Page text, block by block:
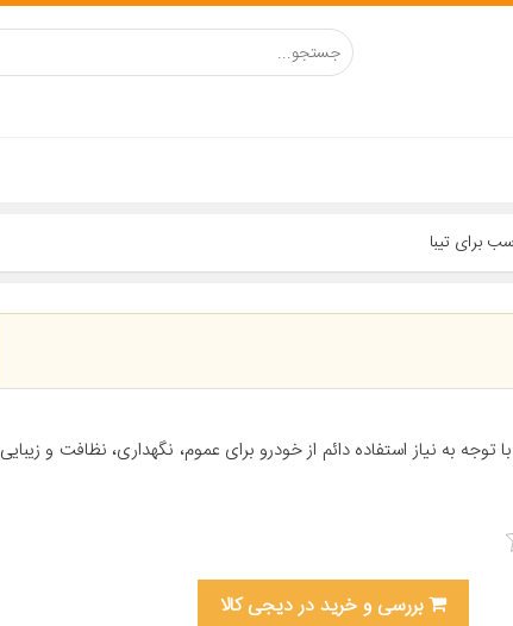
به نیاز استفاده دائم از خودرو برای عموم، نگهداری، نظافت و زیبایی
بررسی و خرید در دیجی کالا